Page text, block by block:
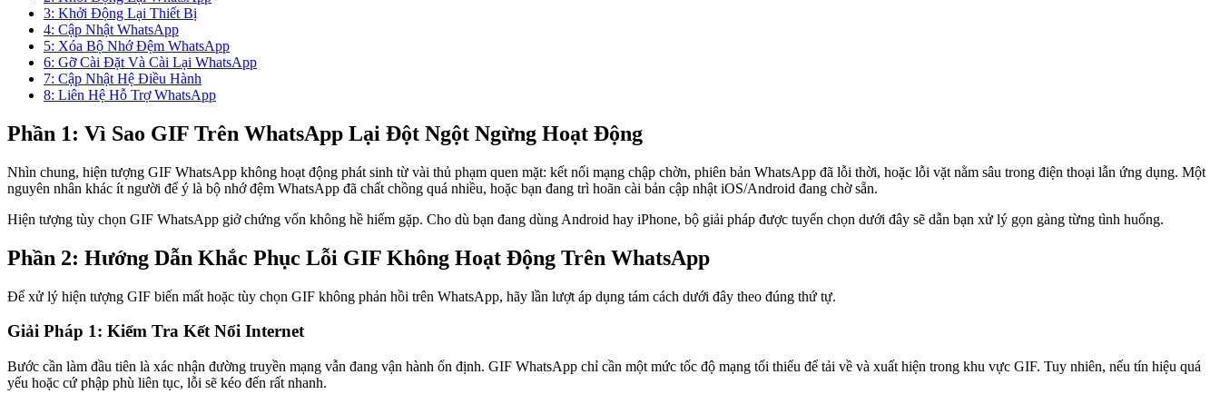
3: Khởi Động Lại Thiết Bị
4: Cập Nhật WhatsApp
5: Xóa Bộ Nhớ Đệm WhatsApp
6: Gỡ Cài Đặt Và Cài Lại WhatsApp
7: Cập Nhật Hệ Điều Hành
8: Liên Hệ Hỗ Trợ WhatsApp
Phần 1: Vì Sao GIF Trên WhatsApp Lại Đột Ngột Ngừng Hoạt Động
Nhìn chung, hiện tượng GIF WhatsApp không hoạt động phát sinh từ vài thủ phạm quen mặt: kết nối mạng chập chờn, phiên bản WhatsApp đã lỗi thời, hoặc lỗi vặt nằm sâu trong điện thoại lẫn ứng dụng. Một
nguyên nhân khác ít người để ý là bộ nhớ đệm WhatsApp đã chất chồng quá nhiều, hoặc bạn đang trì hoãn cài bản cập nhật iOS/Android đang chờ sẵn.
Hiện tượng tùy chọn GIF WhatsApp giở chứng vốn không hề hiếm gặp. Cho dù bạn đang dùng Android hay iPhone, bộ giải pháp được tuyển chọn dưới đây sẽ dẫn bạn xử lý gọn gàng từng tình huống.
Phần 2: Hướng Dẫn Khắc Phục Lỗi GIF Không Hoạt Động Trên WhatsApp
Để xử lý hiện tượng GIF biến mất hoặc tùy chọn GIF không phản hồi trên WhatsApp, hãy lần lượt áp dụng tám cách dưới đây theo đúng thứ tự.
Giải Pháp 1: Kiểm Tra Kết Nối Internet
Bước cần làm đầu tiên là xác nhận đường truyền mạng vẫn đang vận hành ổn định. GIF WhatsApp chỉ cần một mức tốc độ mạng tối thiểu để tải về và xuất hiện trong khu vực GIF. Tuy nhiên, nếu tín hiệu quá
yếu hoặc cứ phập phù liên tục, lỗi sẽ kéo đến rất nhanh.